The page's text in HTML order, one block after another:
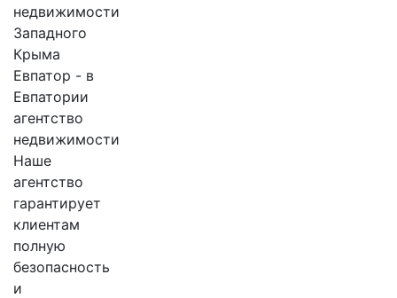
агентство
недвижимости
Наше
агентство
гарантирует
клиентам
полную
безопасность
и